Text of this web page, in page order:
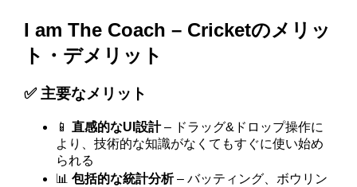
I am The Coach – Cricketのメリッ
ト・デメリット
✅ 主要なメリット
📱直感的なUI設計– ドラッグ&ドロップ操作に
より、技術的な知識がなくてもすぐに使い始め
られる
📊包括的な統計分析– バッティング、ボウリン